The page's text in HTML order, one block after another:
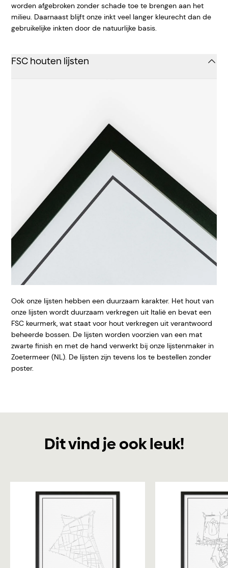
worden afgebroken zonder schade toe te brengen aan het
milieu. Daarnaast blijft onze inkt veel langer kleurecht dan de
gebruikelijke inkten door de natuurlijke basis.
FSC houten lijsten
Ook onze lijsten hebben een duurzaam karakter. Het hout van
onze lijsten wordt duurzaam verkregen uit Italië en bevat een
FSC keurmerk, wat staat voor hout verkregen uit verantwoord
beheerde bossen. De lijsten worden voorzien van een mat
zwarte finish en met de hand verwerkt bij onze lijstenmaker in
Zoetermeer (NL). De lijsten zijn tevens los te bestellen zonder
poster.
Dit vind je ook leuk!